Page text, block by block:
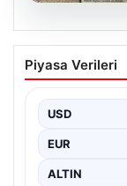
05.08.2026
Adli
Can
Engeli
"content":
Piyasa Verileri
USD
EUR
ALTIN